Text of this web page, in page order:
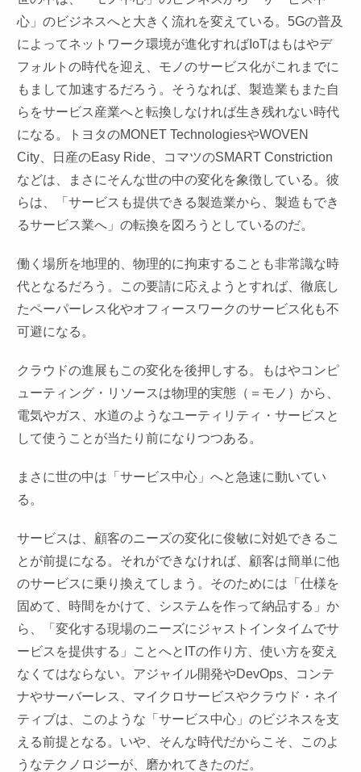
心」のビジネスへと大きく流れを変えている。5Gの普及
によってネットワーク環境が進化すればIoTはもはやデ
フォルトの時代を迎え、モノのサービス化がこれまでに
もまして加速するだろう。そうなれば、製造業もまた自
らをサービス産業へと転換しなければ生き残れない時代
になる。トヨタのMONET TechnologiesやWOVEN
City、日産のEasy Ride、コマツのSMART Constriction
などは、まさにそんな世の中の変化を象徴している。彼
らは、「サービスも提供できる製造業から、製造もでき
るサービス業へ」の転換を図ろうとしているのだ。
働く場所を地理的、物理的に拘束することも非常識な時
代となるだろう。この要請に応えようとすれば、徹底し
たペーパーレス化やオフィースワークのサービス化も不
可避になる。
クラウドの進展もこの変化を後押しする。もはやコンピ
ューティング・リソースは物理的実態（＝モノ）から、
電気やガス、水道のようなユーティリティ・サービスと
して使うことが当たり前になりつつある。
まさに世の中は「サービス中心」へと急速に動いてい
る。
サービスは、顧客のニーズの変化に俊敏に対処できるこ
とが前提になる。それができなければ、顧客は簡単に他
のサービスに乗り換えてしまう。そのためには「仕様を
固めて、時間をかけて、システムを作って納品する」か
ら、「変化する現場のニーズにジャストインタイムでサ
ービスを提供する」ことへとITの作り方、使い方を変え
なくてはならない。アジャイル開発やDevOps、コンテ
ナやサーバーレス、マイクロサービスやクラウド・ネイ
ティブは、このような「サービス中心」のビジネスを支
える前提となる。いや、そんな時代だからこそ、このよ
うなテクノロジーが、磨かれてきたのだ。